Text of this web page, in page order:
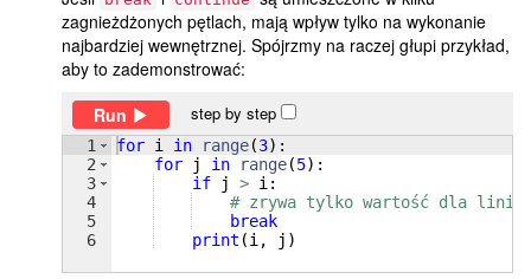
zagnieżdżonych pętlach, mają wpływ tylko na wykonanie
najbardziej wewnętrznej. Spójrzmy na raczej głupi przykład,
aby to zademonstrować:
Run
step by step
1
2
3
4
5
6
for i in range(3) :
for
j in range(5) :
if
j > i:
# zrywa tylko wartość dla linii
break
print (i, j )